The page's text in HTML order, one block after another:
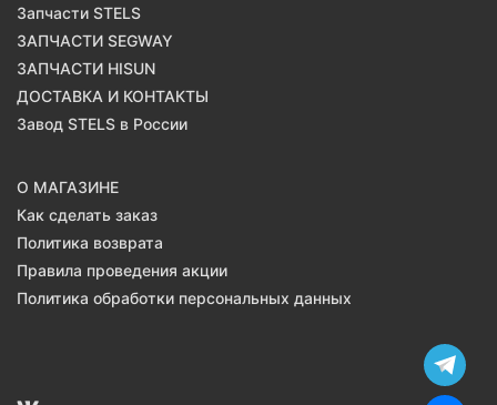
Запчасти STELS
ЗАПЧАСТИ SEGWAY
ЗАПЧАСТИ HISUN
ДОСТАВКА И КОНТАКТЫ
Завод STELS в России
О МАГАЗИНЕ
Как сделать заказ
Политика возврата
Правила проведения акции
Политика обработки персональных данных